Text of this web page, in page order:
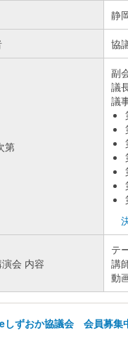
静
協
第
副
議
議
会 内容
テ
講
動
しずおか協議会 会員募集